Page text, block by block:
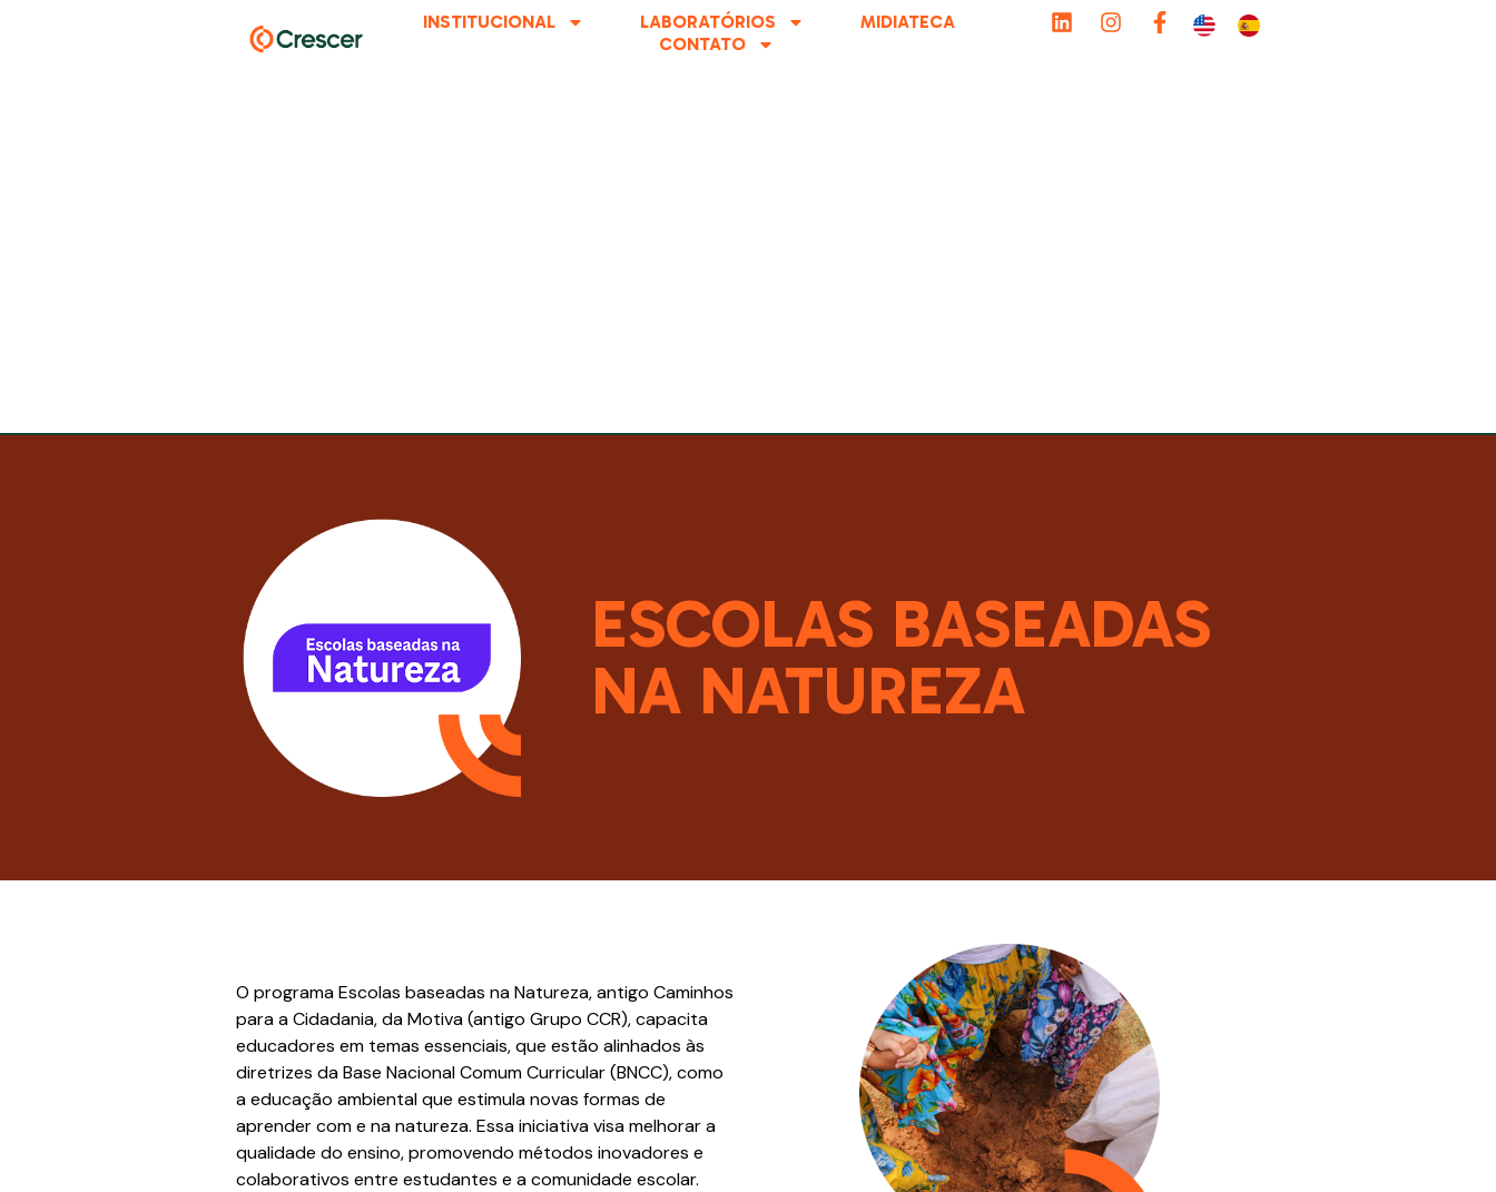
INSTITUCIONAL LABORATÓRIOS
MIDIATECA
CONTATO
ESCOLAS BASEADAS
NA NATUREZA
O programa Escolas baseadas na Natureza, antigo Caminhos
para a Cidadania, da Motiva (antigo Grupo CCR), capacita
educadores em temas essenciais, que estão alinhados às
diretrizes da Base Nacional Comum Curricular (BNCC), como
a educação ambiental que estimula novas formas de
aprender com e na natureza. Essa iniciativa visa melhorar a
qualidade do ensino, promovendo métodos inovadores e
colaborativos entre estudantes e a comunidade escolar.